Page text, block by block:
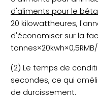
d'aliments pour le
20 kilowattheures,
d'économiser sur la
(2) Le temps de
secondes, ce qui
de durcissement.